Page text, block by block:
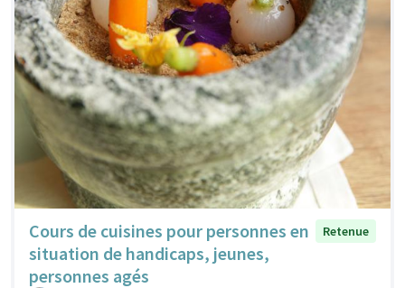
Cours de cuisines pour personnes en
situation de handicaps, jeunes,
personnes agés
Retenue